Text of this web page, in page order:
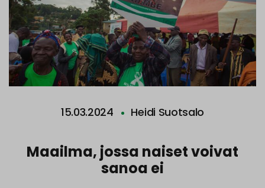
15.03.2024 Heidi Suotsalo
Maailma, jossa naiset voivat
sanoa ei